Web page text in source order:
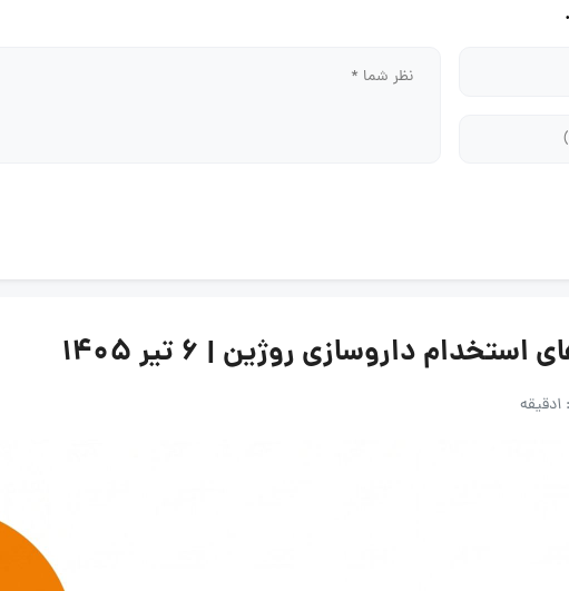
داروسازی روژین | ۶ تیر ۱۴۰۵